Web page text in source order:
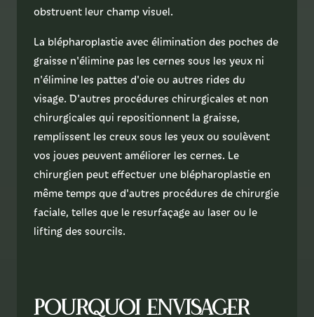
obstruent leur champ visuel.
La blépharoplastie avec élimination des poches de
graisse n'élimine pas les cernes sous les yeux ni
n'élimine les pattes d'oie ou autres rides du
visage. D'autres procédures chirurgicales et non
chirurgicales qui repositionnent la graisse,
remplissent les creux sous les yeux ou soulèvent
vos joues peuvent améliorer les cernes. Le
chirurgien peut effectuer une blépharoplastie en
même temps que d'autres procédures de chirurgie
faciale, telles que le resurfaçage au laser ou le
lifting des sourcils.
Pourquoi envisager